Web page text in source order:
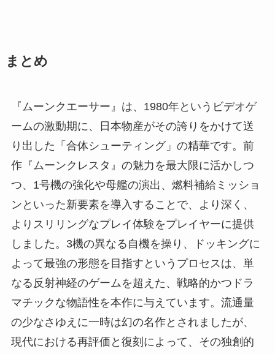
まとめ
『ムーンクエーサー』は、1980年というビデオゲ
ームの激動期に、日本物産がその誇りをかけて送
り出した「合体シューティング」の精華です。前
作『ムーンクレスタ』の魅力を最大限に活かしつ
つ、1号機の強化や母艦の演出、燃料補給ミッショ
ンといった新要素を導入することで、より深く、
よりスリリングなプレイ体験をプレイヤーに提供
しました。3機の異なる自機を操り、ドッキングに
よって最強の形態を目指すというプロセスは、単
なる反射神経のゲームを超えた、戦略的かつドラ
マチックな物語性を本作に与えています。流通量
の少なさゆえに一時は幻の名作とされましたが、
現代における再評価と復刻によって、その独創的